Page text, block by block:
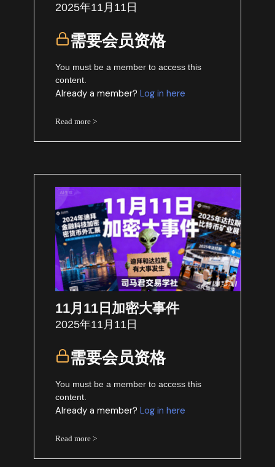
2025年11月11日
需要会员资格
You must be a member to access this
content.
Already a member?Log in here
Read more >
11月11日加密大事件
2025年11月11日
需要会员资格
You must be a member to access this
content.
Already a member?Log in here
Read more >